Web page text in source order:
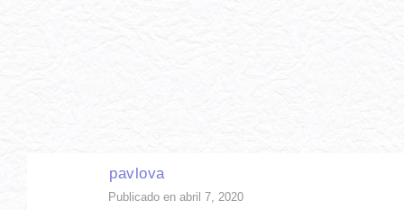
pavlova
Publicado en abril 7, 2020